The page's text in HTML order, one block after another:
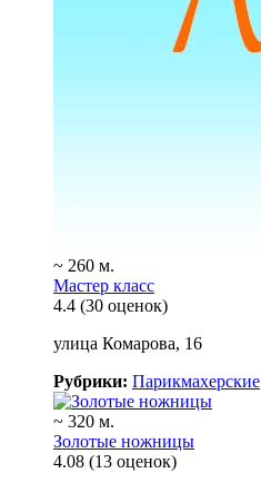
~ 260 м.
Мастер класс
4.4 (30 оценок)
улица Комарова, 16
Рубрики: Парикмахерские
~ 320 м.
Золотые ножницы
4.08 (13 оценок)